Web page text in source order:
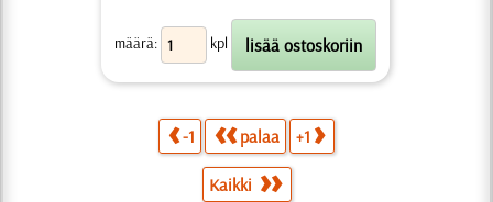
määrä: kpl
-1 palaa +1
Kaikki